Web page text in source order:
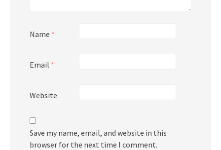
Name *
Email *
Website
Save my name, email, and website in this
browser for the next time I comment.